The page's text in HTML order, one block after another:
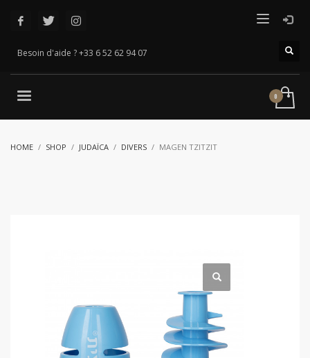
Besoin d'aide ? +33 6 52 62 94 07
HOME SHOP JUDAÏCA DIVERS MAGEN TZITZIT